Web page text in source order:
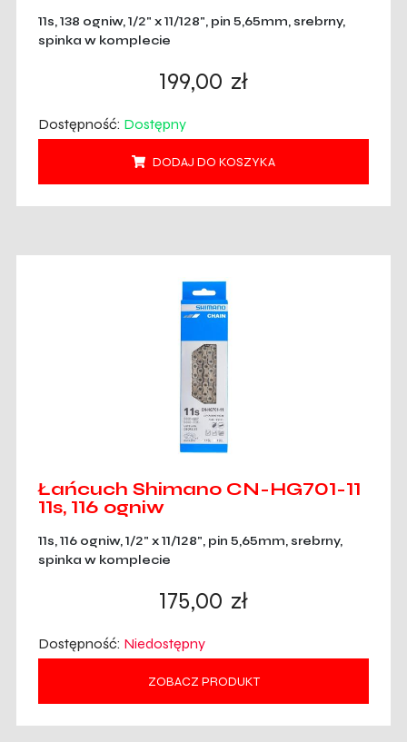
11s, 138 ogniw, 1/2" x 11/128", pin 5,65mm, srebrny,
spinka w komplecie
199,00 zł
Dostępność: Dostępny
DODAJ DO KOSZYKA
Łańcuch Shimano CN-HG701-11
11s, 116 ogniw
11s, 116 ogniw, 1/2" x 11/128", pin 5,65mm, srebrny,
spinka w komplecie
175,00 zł
Dostępność: Niedostępny
ZOBACZ PRODUKT